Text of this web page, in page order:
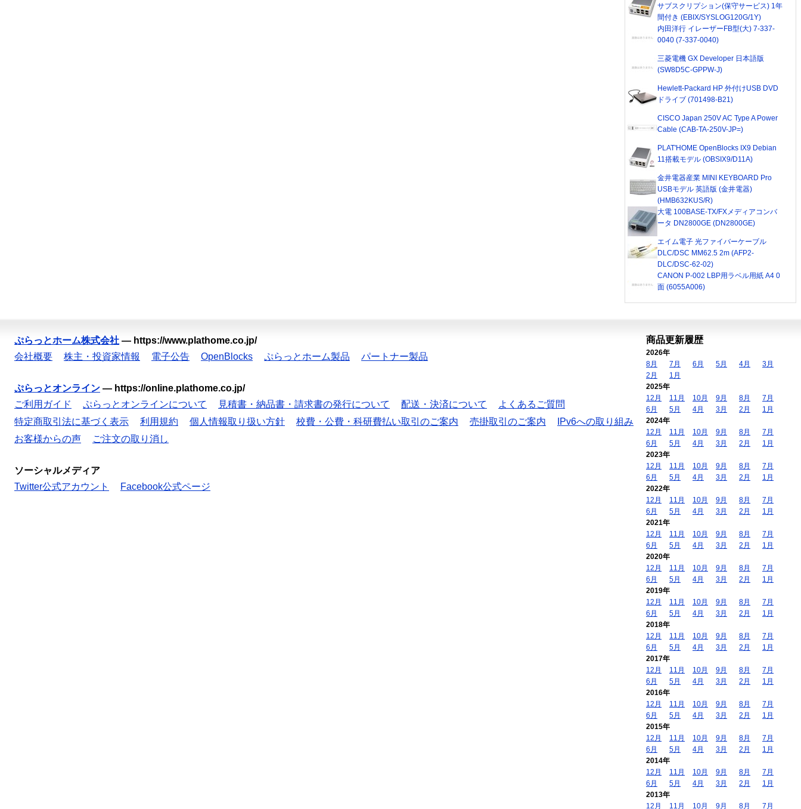
サブスクリプション(保守サービス) 1年
間付き (EBIX/SYSLOG120G/1Y)
内田洋行 イレーザーFB型(大) 7-337-
0040 (7-337-0040)
三菱電機 GX Developer 日本語版
(SW8D5C-GPPW-J)
Hewlett-Packard HP 外付けUSB DVD
ドライブ (701498-B21)
CISCO Japan 250V AC Type A Power
Cable (CAB-TA-250V-JP=)
PLAT'HOME OpenBlocks IX9 Debian
11搭載モデル (OBSIX9/D11A)
金井電器産業 MINI KEYBOARD Pro
USBモデル 英語版 (金井電器)
(HMB632KUS/R)
大電 100BASE-TX/FXメディアコンバ
ータ DN2800GE (DN2800GE)
エイム電子 光ファイバーケーブル
DLC/DSC MM62.5 2m (AFP2-
DLC/DSC-62-02)
CANON P-002 LBP用ラベル用紙 A4 0
面 (6055A006)
ぷらっとホーム株式会社 — https://www.plathome.co.jp/
会社概要
株主・投資家情報 電子公告 OpenBlocks ぷらっとホーム製品 パートナー製品
ぷらっとオンライン — https://online.plathome.co.jp/
ご利用ガイド
ぷらっとオンラインについて 見積書・納品書・請求書の発行について 配送・決済について
よくあるご質問
特定商取引法に基づく表示
利用規約 個人情報取り扱い方針 校費・公費・科研費払い取引のご案内 売掛取引のご案内
IPv6への取り組み
お客様からの声
ご注文の取り消し
ソーシャルメディア
Twitter公式アカウント
Facebook公式ページ
商品更新履歴
2026年
8月
7月 6月 5月 4月
3月
2月
1月
2025年
12月
11月 10月 9月 8月
7月
6月
5月 4月 3月 2月
1月
2024年
12月
11月 10月 9月 8月
7月
6月
5月 4月 3月 2月
1月
2023年
12月
11月 10月 9月 8月
7月
6月
5月 4月 3月 2月
1月
2022年
12月
11月 10月 9月 8月
7月
6月
5月 4月 3月 2月
1月
2021年
12月
11月 10月 9月 8月
7月
6月
5月 4月 3月 2月
1月
2020年
12月
11月 10月 9月 8月
7月
6月
5月 4月 3月 2月
1月
2019年
12月
11月 10月 9月 8月
7月
6月
5月 4月 3月 2月
1月
2018年
12月
11月 10月 9月 8月
7月
6月
5月 4月 3月 2月
1月
2017年
12月
11月 10月 9月 8月
7月
6月
5月 4月 3月 2月
1月
2016年
12月
11月 10月 9月 8月
7月
6月
5月 4月 3月 2月
1月
2015年
12月
11月 10月 9月 8月
7月
6月
5月 4月 3月 2月
1月
2014年
12月
11月 10月 9月 8月
7月
6月
5月 4月 3月 2月
1月
2013年
12月
11月 10月 9月 8月 7月